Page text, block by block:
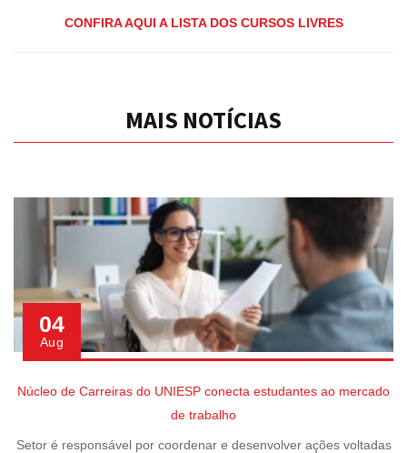
CONFIRA AQUI A LISTA DOS CURSOS LIVRES
MAIS NOTÍCIAS
04
Aug
Núcleo de Carreiras do UNIESP conecta estudantes ao mercado
de trabalho
Setor é responsável por coordenar e desenvolver ações voltadas